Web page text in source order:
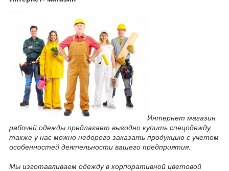
Интернет магазин
рабочей одежды предлагает выгодно купить спецодежду,
также у нас можно недорого заказать продукцию с учетом
особенностей деятельности вашего предприятия.
Мы изготавливаем одежду в корпоративной цветовой